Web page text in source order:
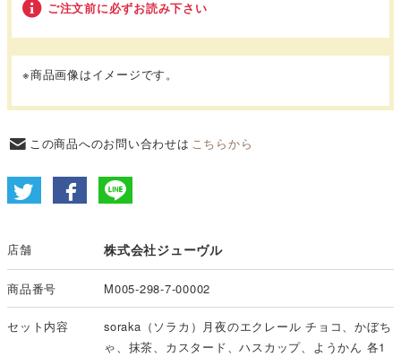
ご注文前に必ずお読み下さい
※商品画像はイメージです。
この商品へのお問い合わせは こちらから
店舗 株式会社ジューヴル
商品番号 M005-298-7-00002
セット内容
soraka（ソラカ）月夜のエクレール チョコ、かぼち
ゃ、抹茶、カスタード、ハスカップ、ようかん 各1